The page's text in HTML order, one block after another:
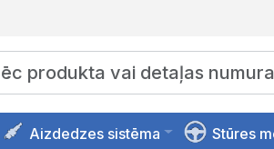
Aizdedzes sistēma Stūres